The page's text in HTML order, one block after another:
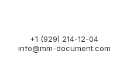
+1 (929) 214-12-04
info@mm-document.com